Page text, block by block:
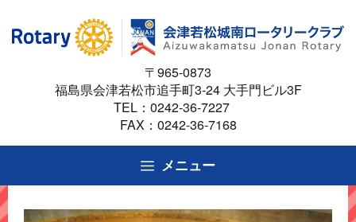
ス
ッ
プ
〒965-0873
福島県会津若松市追手町3-24 大手門ビル3F
TEL： 0242-36-7227
FAX：0242-36-7168
メニュー